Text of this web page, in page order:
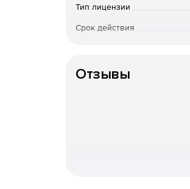
В состав «КриптоАРМ»
Управление
Тип лицензии
Срок действия
Отзывы